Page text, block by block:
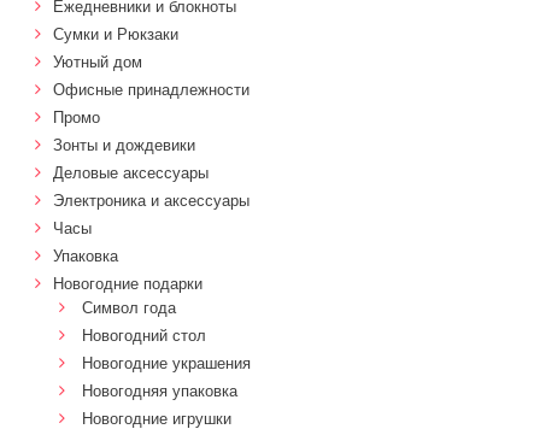
Ежедневники и блокноты
Сумки и Рюкзаки
Уютный дом
Офисные принадлежности
Промо
Зонты и дождевики
Деловые аксессуары
Электроника и аксессуары
Часы
Упаковка
Новогодние подарки
Символ года
Новогодний стол
Новогодние украшения
Новогодняя упаковка
Новогодние игрушки